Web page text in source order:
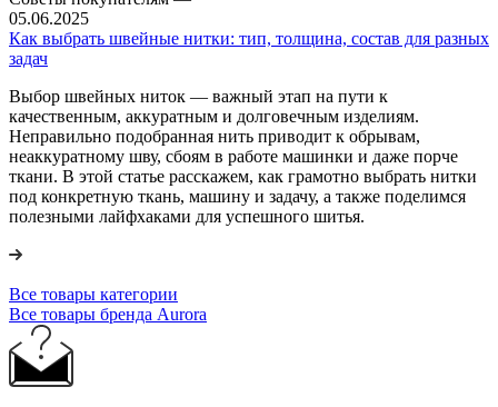
05.06.2025
Как выбрать швейные нитки: тип, толщина, состав для разных
задач
Выбор швейных ниток — важный этап на пути к
качественным, аккуратным и долговечным изделиям.
Неправильно подобранная нить приводит к обрывам,
неаккуратному шву, сбоям в работе машинки и даже порче
ткани. В этой статье расскажем, как грамотно выбрать нитки
под конкретную ткань, машину и задачу, а также поделимся
полезными лайфхаками для успешного шитья.
Все товары категории
Все товары бренда Aurora